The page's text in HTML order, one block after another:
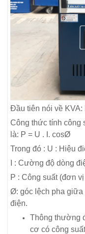
Đầu tiên nói về KVA:
Công thức tính công
là: P = U . I. cosØ
Trong đó : U : Hiệu
I : Cường độ dòng
P : Công suất (đơn
Ø: góc lệch pha giữa
điện.
Thông thường
cơ có công